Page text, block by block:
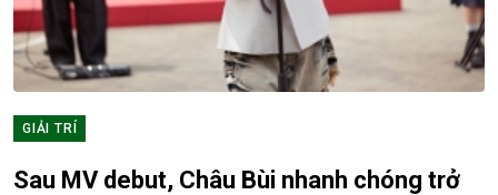
GIẢI TRÍ
Sau MV debut, Châu Bùi nhanh chóng trở